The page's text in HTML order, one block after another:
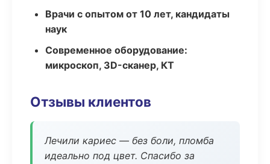
Врачи с опытом от 10 лет, кандидаты
наук
Современное оборудование:
микроскоп, 3D-сканер, КТ
Отзывы клиентов
Лечили кариес — без боли, пломба
идеально под цвет. Спасибо за